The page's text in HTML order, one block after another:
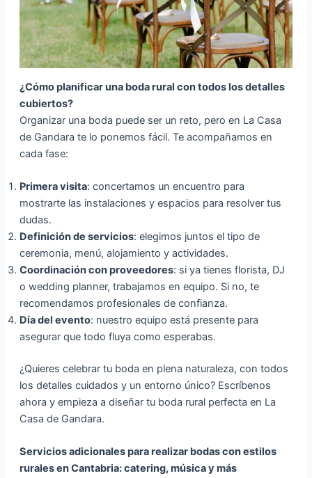
¿Cómo planificar una boda rural con todos los detalles
cubiertos?
Organizar una boda puede ser un reto, pero en La Casa
de Gandara te lo ponemos fácil. Te acompañamos en
cada fase:
Primera visita: concertamos un encuentro para
mostrarte las instalaciones y espacios para resolver tus
dudas.
Definición de servicios: elegimos juntos el tipo de
ceremonia, menú, alojamiento y actividades.
Coordinación con proveedores: si ya tienes florista, DJ
o wedding planner, trabajamos en equipo. Si no, te
recomendamos profesionales de confianza.
Día del evento: nuestro equipo está presente para
asegurar que todo fluya como esperabas.
¿Quieres celebrar tu boda en plena naturaleza, con todos
los detalles cuidados y un entorno único? Escríbenos
ahora y empieza a diseñar tu boda rural perfecta en La
Casa de Gandara.
Servicios adicionales para realizar bodas con estilos
rurales en Cantabria: catering, música y más